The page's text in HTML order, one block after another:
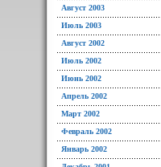
Август 2003
Июль 2003
Август 2002
Июль 2002
Июнь 2002
Апрель 2002
Март 2002
Февраль 2002
Январь 2002